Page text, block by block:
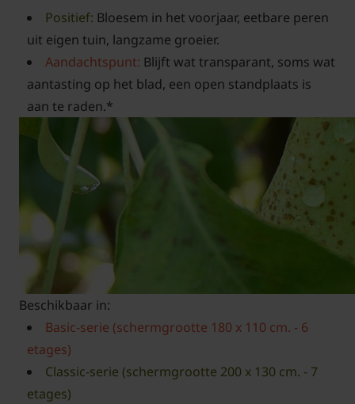
Positief: Bloesem in het voorjaar, eetbare peren
uit eigen tuin, langzame groeier.
Aandachtspunt: Blijft wat transparant, soms wat
aantasting op het blad, een open standplaats is
aan te raden.*
Beschikbaar in:
Basic-serie (schermgrootte 180 x 110 cm. - 6
etages)
Classic-serie (schermgrootte 200 x 130 cm. - 7
etages)